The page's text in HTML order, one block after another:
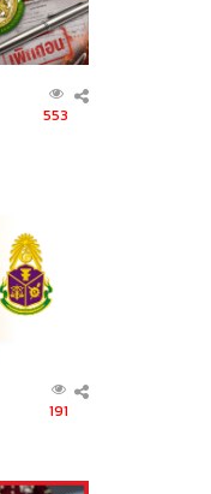
553
191